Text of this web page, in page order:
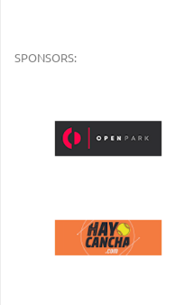
SPONSORS: